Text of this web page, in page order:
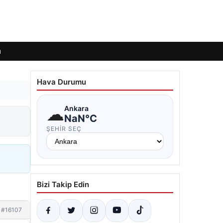
#16107
Hava Durumu
☁Ankara
NaN°C
ŞEHIR SEÇ
Bizi Takip Edin